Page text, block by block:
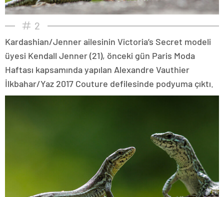
2
Kardashian/Jenner ailesinin Victoria’s Secret modeli
üyesi Kendall Jenner (21), önceki gün Paris Moda
Haftası kapsamında yapılan Alexandre Vauthier
İlkbahar/Yaz 2017 Couture defilesinde podyuma çıktı.